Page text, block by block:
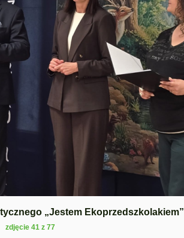
„Jestem Ekoprzedszkolakiem”
zdjęcie 41 z 77